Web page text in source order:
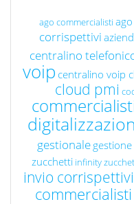
ago commercialisti
corrispettivi
centralino
voip centralino voip
cloud pmi
gestionale
zucchetti infinity
invio corrispettivi
commercialisti